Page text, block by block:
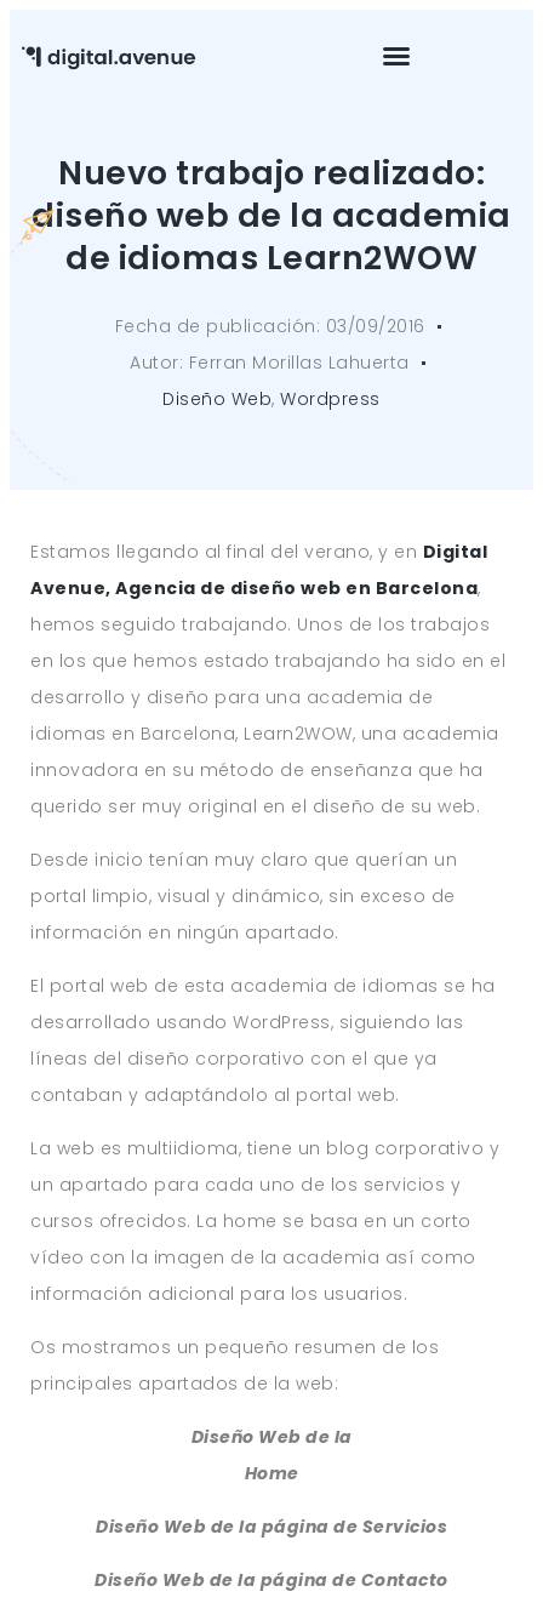
Nuevo trabajo realizado:
diseño web de la academia
de idiomas Learn2WOW
Fecha de publicación: 03/09/2016
Autor: Ferran Morillas Lahuerta
Diseño Web,Wordpress
Estamos llegando al final del verano, y en Digital
Avenue, Agencia de diseño web en Barcelona,
hemos seguido trabajando. Unos de los trabajos
en los que hemos estado trabajando ha sido en el
desarrollo y diseño para una academia de
idiomas en Barcelona, Learn2WOW, una academia
innovadora en su método de enseñanza que ha
querido ser muy original en el diseño de su web.
Desde inicio tenían muy claro que querían un
portal limpio, visual y dinámico, sin exceso de
información en ningún apartado.
El portal web de esta academia de idiomas se ha
desarrollado usando WordPress, siguiendo las
líneas del diseño corporativo con el que ya
contaban y adaptándolo al portal web.
La web es multiidioma, tiene un blog corporativo y
un apartado para cada uno de los servicios y
cursos ofrecidos. La home se basa en un corto
vídeo con la imagen de la academia así como
información adicional para los usuarios.
Os mostramos un pequeño resumen de los
principales apartados de la web:
Diseño Web de la
Home
Diseño Web de la página de Servicios
Diseño Web de la página de Contacto